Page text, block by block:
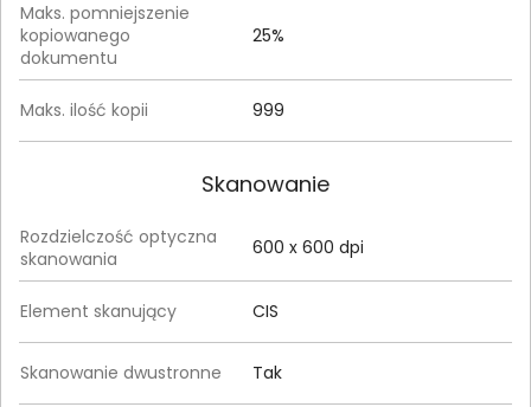
Maks. pomniejszenie
kopiowanego
dokumentu
25%
Maks. ilość kopii 999
Skanowanie
Rozdzielczość optyczna
skanowania
600 x 600 dpi
Element skanujący CIS
Skanowanie dwustronne Tak